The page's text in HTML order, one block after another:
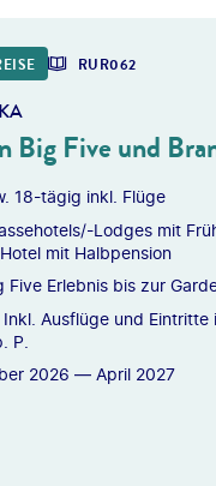
RUR062
Big Five und
18-tägig inkl. Flüge
Lodges mit
mit Halbpension
Five Erlebnis bis zur
Inkl. Ausflüge und Eintritte
P.
2026 — April 2027